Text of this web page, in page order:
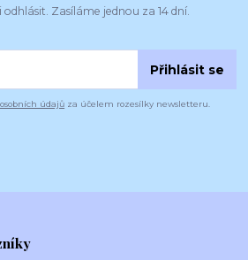
odhlásit. Zasíláme jednou za 14 dní.
Přihlásit se
údajů za účelem rozesílky newsletteru.